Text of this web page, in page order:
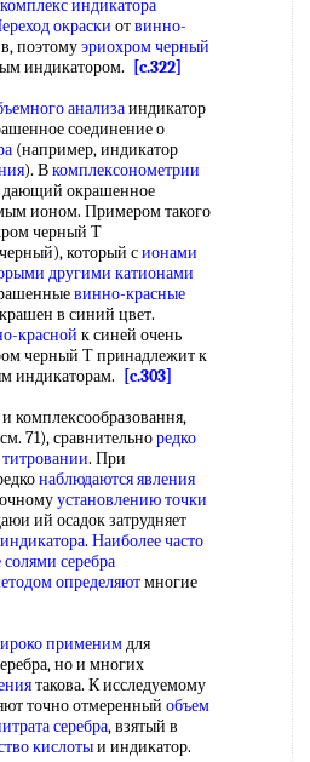
комплекс индикатора
окраски отвинно-
поэтомуэриохром черный
индикатором.
[c.322]
анализаиндикатор
соединение о
(например, индикатор
). Вкомплексонометрии
дающий окрашенное
ионом. Примером такого
черный Т
который сионами
другими катионами
винно-красные
в синий цвет.
красной к синей очень
черный Т принадлежит к
индикаторам.
[c.303]
и комплексообразовання,
71), сравнительноредко
. При
наблюдаются явления
установлению точки
ий осадок затрудняет
. Наиболее часто
серебра
определяютмногие
применимдля
но и многих
такова. К исследуемому
точно отмеренный объем
серебра, взятый в
кислотыи индикатор.